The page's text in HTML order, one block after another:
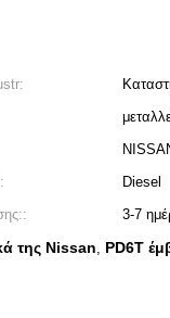
Diesel
3-7
της Nissan, PD6T